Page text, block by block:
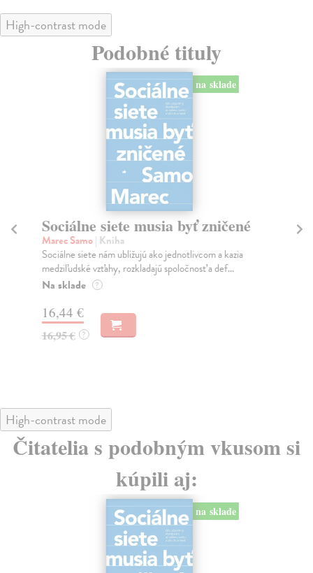
High-contrast mode
Podobné tituly
na sklade
Sociálne siete musia byť zničené
Marec Samo| Kniha
Sociálne siete nám ubližujú ako jednotlivcom a kazia
medziľudské vzťahy, rozkladajú spoločnosť a def...
Na sklade ?
16,44 €
16,95 € ?
High-contrast mode
Čitatelia s podobným vkusom si
kúpili aj:
na sklade